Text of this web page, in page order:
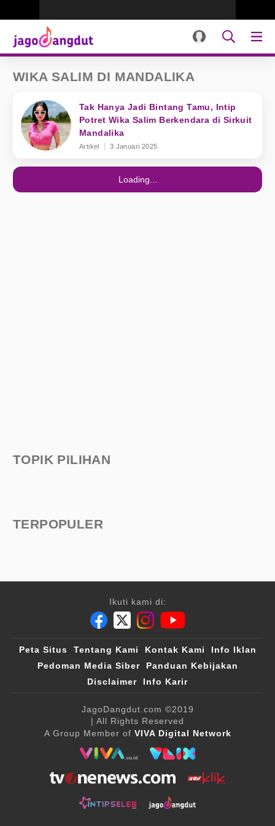
WIKA SALIM DI MANDALIKA
Tak Hanya Jadi Bintang Tamu, Intip
Potret Wika Salim Berkendara di Sirkuit
Mandalika
Artikel 3 Januari 2025
Loading...
TOPIK PILIHAN
TERPOPULER
Ikuti kami di:
Peta Situs Tentang Kami Kontak Kami
Info Iklan
Pedoman Media Siber
Panduan Kebijakan
Disclaimer
Info Karir
JagoDangdut.com ©2019
| All Rights Reserved
A Group Member of VIVA Digital Network